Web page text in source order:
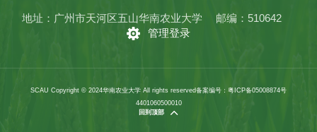
地址：广州市天河区五山华南农业大学
邮编：510642
管理登录
SCAU Copyright © 2024华南农业大学 All rights reserved备案编号：粤ICP备05008874号
4401060500010
回到顶部